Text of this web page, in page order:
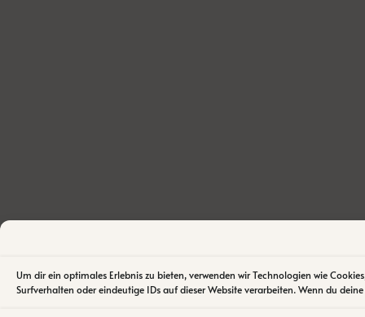
Um dir ein optimales Erlebnis zu bieten, verwenden wir Technologien wie
Surfverhalten oder eindeutige IDs auf dieser Website verarbeiten. Wenn du